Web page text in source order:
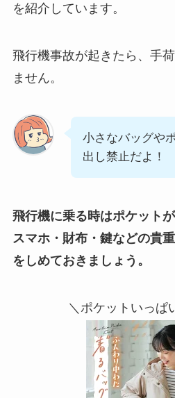
を紹介しています。
飛行機事故が起きたら、手
ません。
小さなバッグや
出し禁止だよ！
飛行機に乗る時はポケット
スマホ・財布・鍵などの貴
をしめておきましょう。
＼ポケットいっぱ